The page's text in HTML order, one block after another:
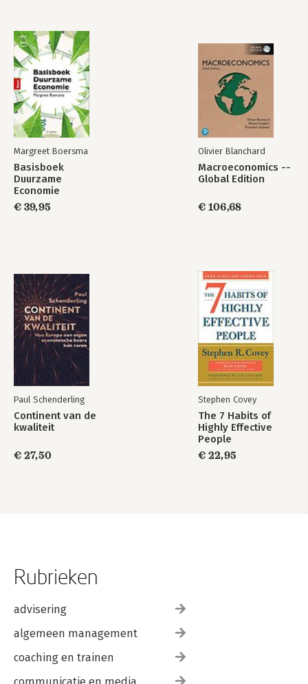
Margreet Boersma
Basisboek
Duurzame
Economie
€ 39,95
Olivier Blanchard
Macroeconomics --
Global Edition
€ 106,68
Paul Schenderling
Continent van de
kwaliteit
€ 27,50
Stephen Covey
The 7 Habits of
Highly Effective
People
€ 22,95
Rubrieken
advisering
algemeen management
coaching en trainen